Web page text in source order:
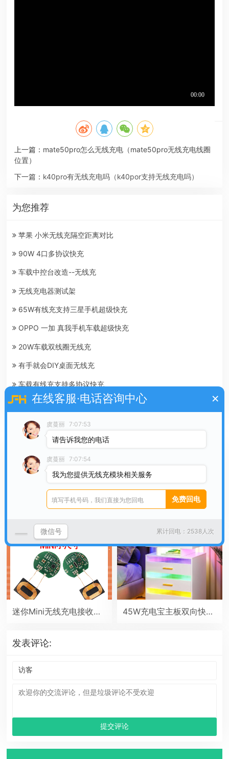
上一篇： mate50pro怎么无线充电（mate50pro无线充电线圈
位置）
下一篇： k40pro有无线充电吗（k40por支持无线充电吗）
为您推荐
苹果 小米无线充隔空距离对比
90W 4口多协议快充
车载中控台改造--无线充
无线充电器测试架
65W有线充支持三星手机超级快充
OPPO 一加 真我手机车载超级快充
20W车载双线圈无线充
有手就会DIY桌面无线充
车载有线充支持多协议快充
90W超级快充充电功率测评
推荐产品
迷你Mini无线充电接收端贴片PCBA电路板type-C小线圈QI通用5V改装模块 45W充电宝主板双向快充移动电源模块2串6串锂电池保护主板PD/QC协议
发表评论:
在线客服·电话咨询中心 ×
虞蔓丽 7:07:53
请告诉我您的电话
虞蔓丽 7:07:54
我为您提供无线充模块相关服务
累计回电：2538人次
微信号